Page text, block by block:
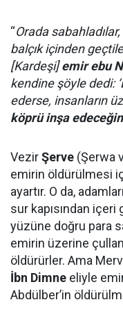
“Orada
balçık içinden
[Kardeşi]emir ebu
kendine şöyle dedi:
ederse, insanların
köprü inşa
VezirŞerve (Şerwa
emirin öldürülmesi
ayartır. O da,
sur kapısından
yüzüne doğru para
emirin üzerine
öldürürler. Ama
İbn Dimne eliyle
Abdülber’in